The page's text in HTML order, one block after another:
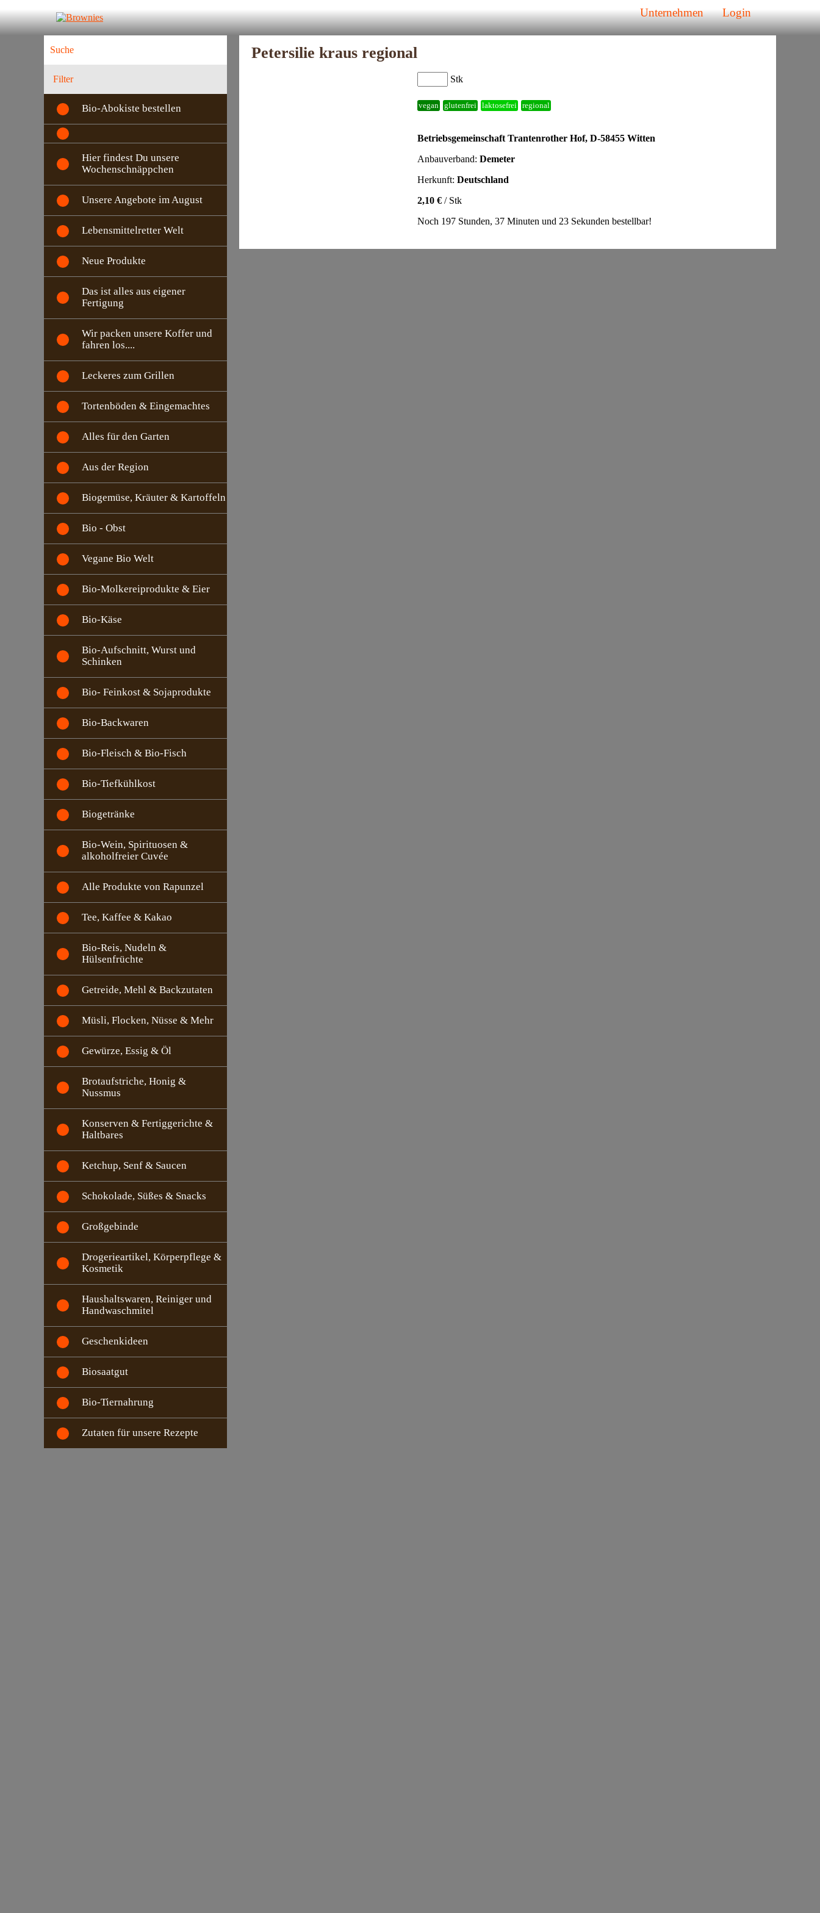
Unternehmen Login
Filter
Bio-Abokiste bestellen
Hier findest Du unsere
Wochenschnäppchen
Unsere Angebote im August
Lebensmittelretter Welt
Neue Produkte
Das ist alles aus eigener
Fertigung
Wir packen unsere Koffer und
fahren los....
Leckeres zum Grillen
Tortenböden & Eingemachtes
Alles für den Garten
Aus der Region
Biogemüse, Kräuter & Kartoffeln
Bio - Obst
Vegane Bio Welt
Bio-Molkereiprodukte & Eier
Bio-Käse
Bio-Aufschnitt, Wurst und
Schinken
Bio- Feinkost & Sojaprodukte
Bio-Backwaren
Bio-Fleisch & Bio-Fisch
Bio-Tiefkühlkost
Biogetränke
Bio-Wein, Spirituosen &
alkoholfreier Cuvée
Alle Produkte von Rapunzel
Tee, Kaffee & Kakao
Bio-Reis, Nudeln &
Hülsenfrüchte
Getreide, Mehl & Backzutaten
Müsli, Flocken, Nüsse & Mehr
Gewürze, Essig & Öl
Brotaufstriche, Honig &
Nussmus
Konserven & Fertiggerichte &
Haltbares
Ketchup, Senf & Saucen
Schokolade, Süßes & Snacks
Großgebinde
Drogerieartikel, Körperpflege &
Kosmetik
Haushaltswaren, Reiniger und
Handwaschmitel
Geschenkideen
Biosaatgut
Bio-Tiernahrung
Zutaten für unsere Rezepte
Petersilie kraus regional
Stk
vegan glutenfrei laktosefrei regional
Betriebsgemeinschaft Trantenrother Hof, D-58455 Witten
Anbauverband: Demeter
Herkunft: Deutschland
2,10 € / Stk
Noch 197 Stunden, 37 Minuten und 23 Sekunden bestellbar!